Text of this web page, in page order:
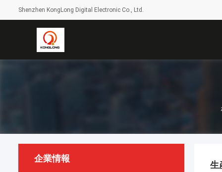
Shenzhen KongLong Digital Electronic Co., Ltd.
企業情報
生